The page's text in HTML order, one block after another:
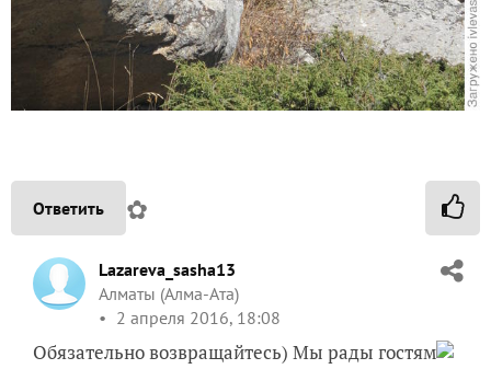
Ответить ✿
Lazareva_sasha13
Алматы (Алма-Ата)
2 апреля 2016, 18:08
Обязательно возвращайтесь) Мы рады гостям